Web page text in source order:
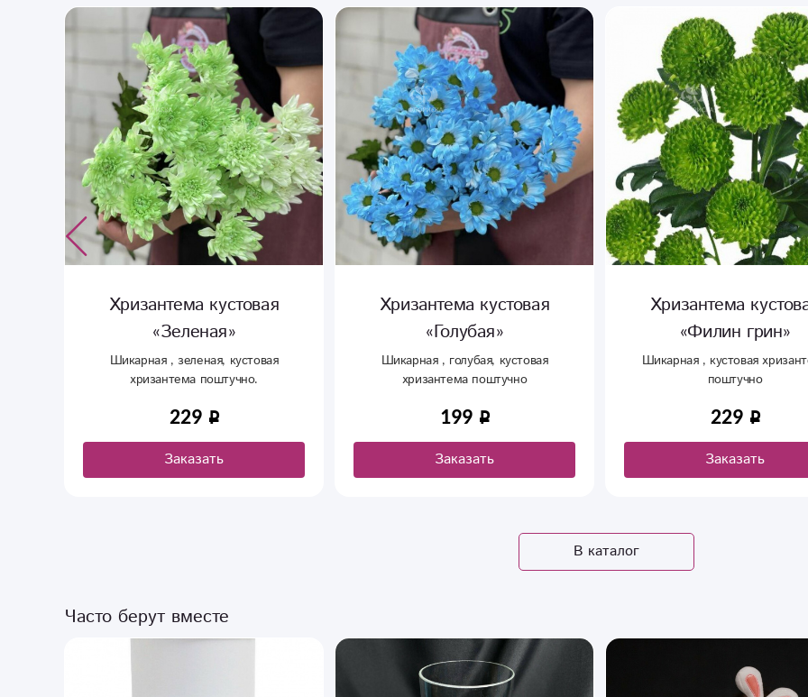
Хризантема кустовая
«Голубая»
Шикарная , голубая, кустовая
хризантема поштучно
199
Заказать
Хризантема кустовая
«Филин грин»
Шикарная , кустовая хризантема
поштучно
229
Заказать
Хризантема
«Алтай Фиолетовый»
Кустовая хризантема
229
Заказать
В каталог
Часто берут вместе